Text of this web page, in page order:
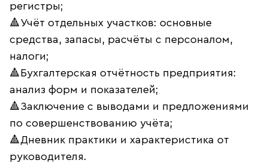
регистры;
🔺Учёт отдельных участков: основные
средства, запасы, расчёты с персоналом,
налоги;
🔺Бухгалтерская отчётность предприятия:
анализ форм и показателей;
🔺Заключение с выводами и предложениями
по совершенствованию учёта;
🔺Дневник практики и характеристика от
руководителя.